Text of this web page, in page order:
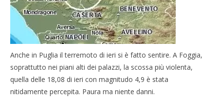
Anche in Puglia il terremoto di ieri si è fatto sentire. A Foggia,
soprattutto nei piani alti dei palazzi, la scossa più violenta,
quella delle 18,08 di ieri con magnitudo 4,9 è stata
nitidamente percepita. Paura ma niente danni.